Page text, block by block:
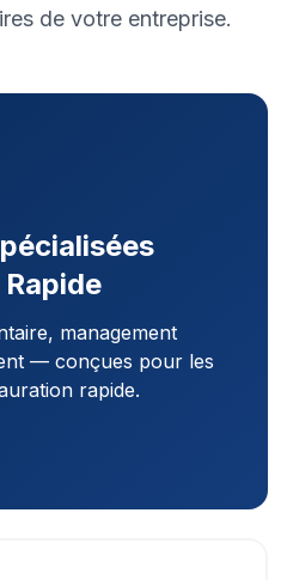
de votre entreprise.
management
— conçues pour les
rapide.